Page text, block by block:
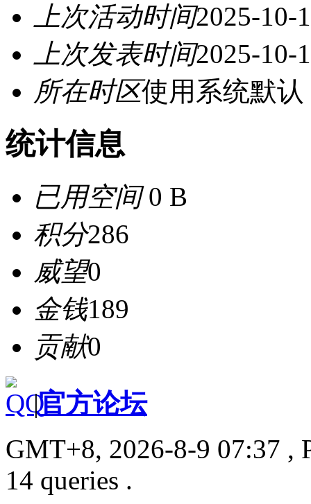
上次活动时间2025-10-
上次发表时间2025-10-
所在时区使用系统默认
统计信息
已用空间0 B
积分286
威望0
金钱189
贡献0
|官方论坛
GMT+8, 2026-8-9 07:37 ,
14 queries .